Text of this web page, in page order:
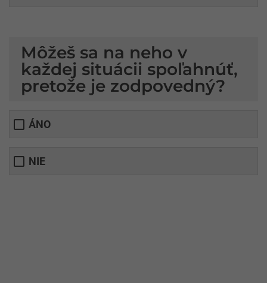
Môžeš sa na neho v
každej situácii spoľahnúť,
pretože je zodpovedný?
ÁNO
NIE